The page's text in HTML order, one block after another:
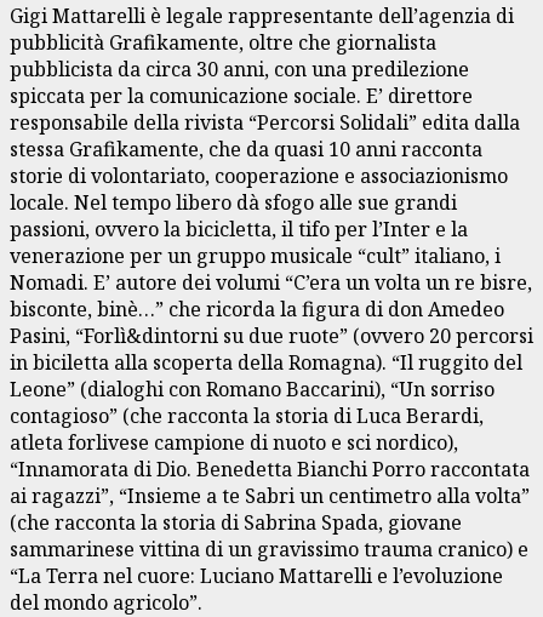
Gigi Mattarelli è legale rappresentante dell’agenzia di
pubblicità Grafikamente, oltre che giornalista
pubblicista da circa 30 anni, con una predilezione
spiccata per la comunicazione sociale. E’ direttore
responsabile della rivista “Percorsi Solidali” edita dalla
stessa Grafikamente, che da quasi 10 anni racconta
storie di volontariato, cooperazione e associazionismo
locale. Nel tempo libero dà sfogo alle sue grandi
passioni, ovvero la bicicletta, il tifo per l’Inter e la
venerazione per un gruppo musicale “cult” italiano, i
Nomadi. E’ autore dei volumi “C’era un volta un re bisre,
bisconte, binè…” che ricorda la figura di don Amedeo
Pasini, “Forlì&dintorni su due ruote” (ovvero 20 percorsi
in biciletta alla scoperta della Romagna). “Il ruggito del
Leone” (dialoghi con Romano Baccarini), “Un sorriso
contagioso” (che racconta la storia di Luca Berardi,
atleta forlivese campione di nuoto e sci nordico),
“Innamorata di Dio. Benedetta Bianchi Porro raccontata
ai ragazzi”, “Insieme a te Sabri un centimetro alla volta”
(che racconta la storia di Sabrina Spada, giovane
sammarinese vittina di un gravissimo trauma cranico) e
“La Terra nel cuore: Luciano Mattarelli e l’evoluzione
del mondo agricolo”.